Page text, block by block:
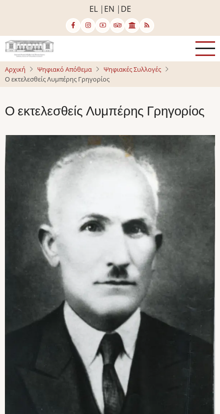
κυρίως
περιεχόμενο
EL EN DE
Αρχική Ψηφιακό Απόθεμα
Ψηφιακές Συλλογές
Ο εκτελεσθείς Λυμπέρης Γρηγορίος
Ο εκτελεσθείς Λυμπέρης Γρηγορίος
Image